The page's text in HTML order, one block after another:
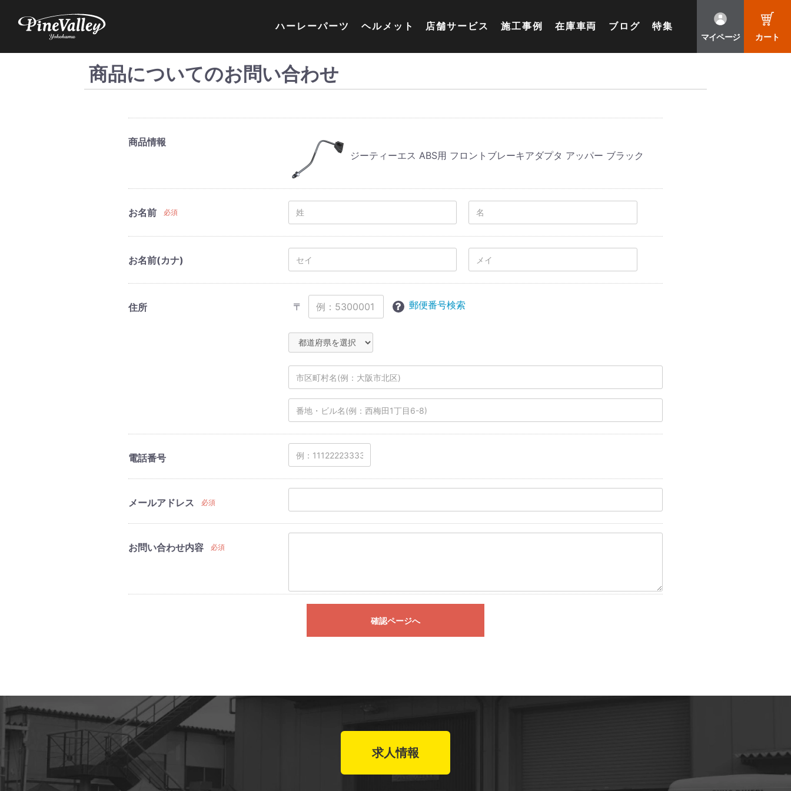
ハーレーパーツ ヘルメット 店舗サービス 施工事例 在庫車両 ブログ 特集
マイページ カート
商品についてのお問い合わせ
商品情報
ジーティーエス ABS用 フロントブレーキアダプタ アッパー ブラック
お名前 必須
お名前(カナ)
住所 〒 郵便番号検索
電話番号
メールアドレス 必須
お問い合わせ内容 必須
確認ページへ
求人情報